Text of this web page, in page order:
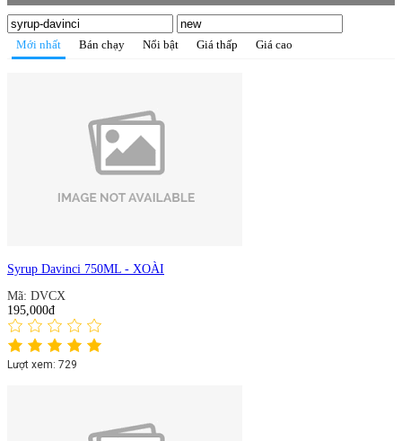
Mới nhất Bán chạy Nổi bật Giá thấp Giá cao
Syrup Davinci 750ML - XOÀI
Mã: DVCX
195,000đ
Lượt xem: 729